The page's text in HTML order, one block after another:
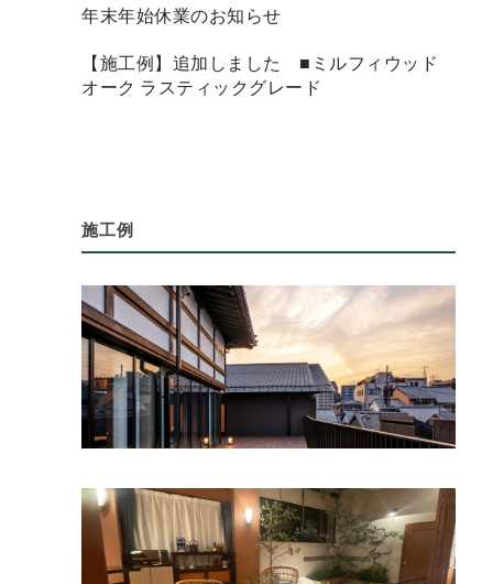
年末年始休業のお知らせ
【施工例】追加しました ■ミルフィウッド
オーク ラスティックグレード
施工例